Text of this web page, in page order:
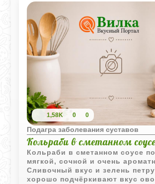
1,58K 0 0
Подагра заболевания суставов
Кольраби в сметанном
Кольраби в сметанном соусе
мягкой, сочной и очень
Сливочный вкус и зелень
хорошо подчёркивают вкус